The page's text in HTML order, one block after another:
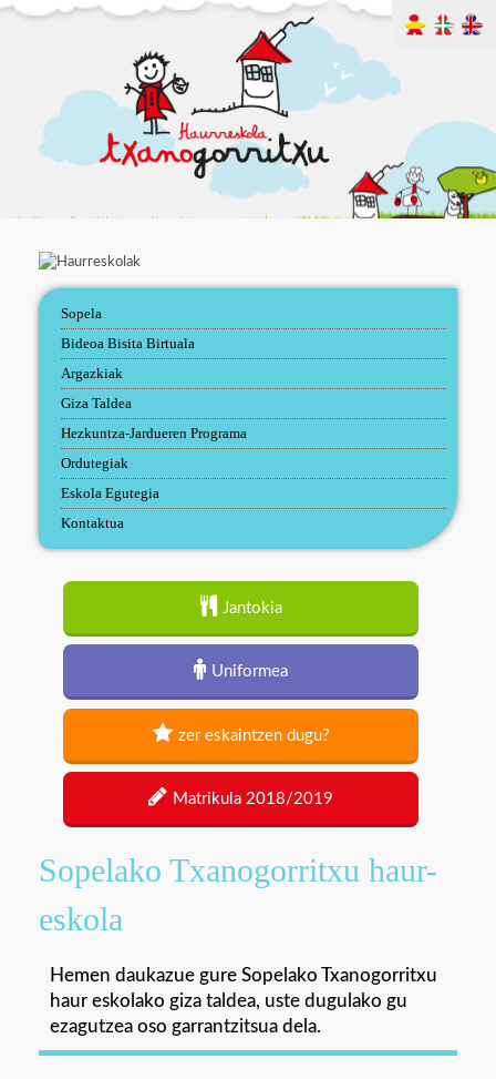
Sopela
Bideoa Bisita Birtuala
Argazkiak
Giza Taldea
Hezkuntza-Jardueren Programa
Ordutegiak
Eskola Egutegia
Kontaktua
Jantokia
Uniformea
zer eskaintzen dugu?
Matrikula 2018/2019
Sopelako Txanogorritxu haur-
eskola
Hemen daukazue gure Sopelako Txanogorritxu
haur eskolako giza taldea, uste dugulako gu
ezagutzea oso garrantzitsua dela.